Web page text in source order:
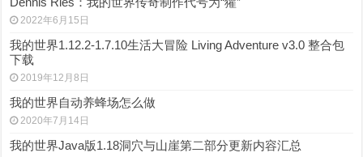
2022年6月15日
我的世界1.12.2-1.7.10生活大冒险 Living Adventure v3.0 整合包
下载
2019年12月8日
我的世界自动养蜂场怎么做
2020年7月14日
我的世界Java版1.18洞穴与山崖第二部分更新内容汇总